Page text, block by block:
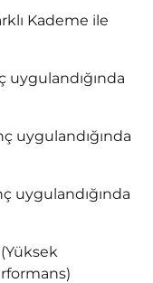
Kademe ile
uygulandığında
uygulandığında
uygulandığında